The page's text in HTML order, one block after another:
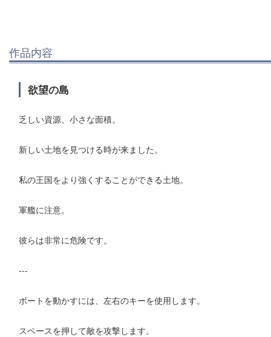
作品内容
欲望の島
乏しい資源、小さな面積。
新しい土地を見つける時が来ました。
私の王国をより強くすることができる土地。
軍艦に注意。
彼らは非常に危険です。
---
ボートを動かすには、左右のキーを使用します。
スペースを押して敵を攻撃します。